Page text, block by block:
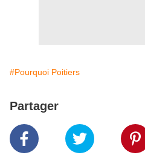
#Pourquoi Poitiers
Partager